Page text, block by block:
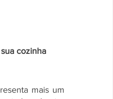
cozinha
mais um